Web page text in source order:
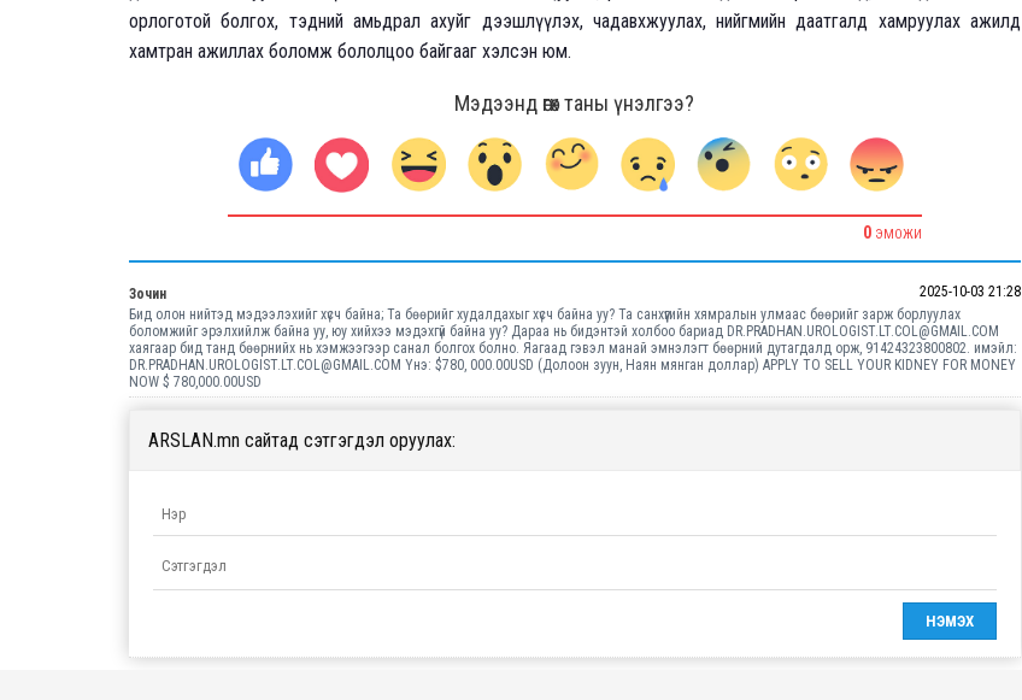
орлоготой болгох, тэдний амьдрал ахуйг дээшлүүлэх, чадавхжуулах, нийгмийн даатгалд хамруулах ажилд
хамтран ажиллах боломж бололцоо байгааг хэлсэн юм.
Мэдээнд өгөх таны үнэлгээ?
0 ЭМОЖИ
Зочин
2025-10-03 21:28
Бид олон нийтэд мэдээлэхийг хүсч байна; Та бөөрийг худалдахыг хүсч байна уу? Та санхүүгийн хямралын улмаас бөөрийг зарж борлуулах
боломжийг эрэлхийлж байна уу, юу хийхээ мэдэхгүй байна уу? Дараа нь бидэнтэй холбоо бариад DR.PRADHAN.UROLOGIST.LT.COL@GMAIL.COM
хаягаар бид танд бөөрнийх нь хэмжээгээр санал болгох болно. Яагаад гэвэл манай эмнэлэгт бөөрний дутагдалд орж, 91424323800802. имэйл:
DR.PRADHAN.UROLOGIST.LT.COL@GMAIL.COM Yнэ: $780, 000.00USD (Долоон зуун, Наян мянган доллар) APPLY TO SELL YOUR KIDNEY FOR MONEY
NOW $ 780,000.00USD
ARSLAN.mn сайтад сэтгэгдэл оруулах: